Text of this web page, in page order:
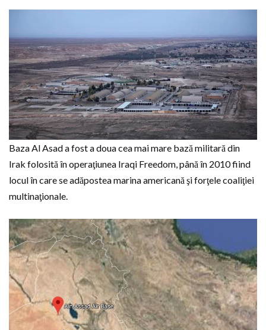
Baza Al Asad a fost a doua cea mai mare bază militară din
Irak folosită în operaţiunea Iraqi Freedom, până în 2010 fiind
locul în care se adăpostea marina americană şi forţele coaliţiei
multinaţionale.